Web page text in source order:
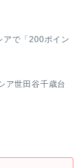
で「200ポイン
ア世田谷千歳台